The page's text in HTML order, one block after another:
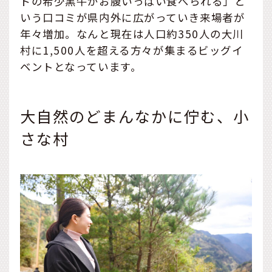
いう口コミが県内外に広がっていき来場者が
年々増加。なんと現在は人口約350人の大川
村に1,500人を超える方々が集まるビッグイ
ベントとなっています。
大自然のどまんなかに佇む、小
さな村